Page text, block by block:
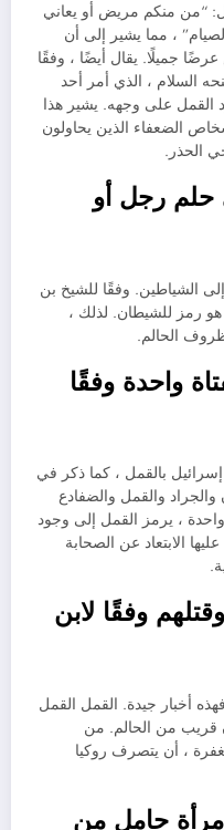
“من منكم مريض أو يعاني
، مما يشير إلى أن
جميلًا. يقال أيضًا ، وفقًا
السلام ، الذي أمر أحد
القمل على وجهه. يشير هذا
الضعفاء الذين يحاولون
الحذر.
حلم رجل أو
الشياطين. وفقًا للشيخ بن
هو رمز للشيطان. لذلك ،
الحالم.
واحدة وفقًا
بالقمل ، كما ذكر في
والقمل والضفادع
، يرمز القمل إلى وجود
الابتعاد عن الصحابة
وفقًا لابن
أخبار جيدة. القمل القمل
قريب من الحالم. من
، أن يتصرف روكيا
حامل من